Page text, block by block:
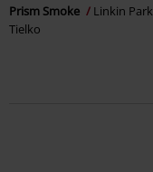
Prism Smoke
Linkin Park
Tielko